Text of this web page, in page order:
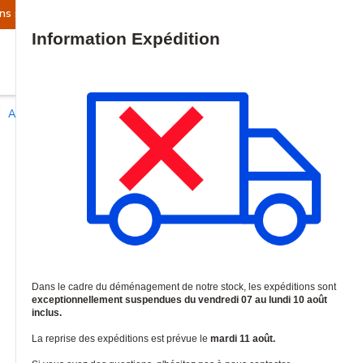
suspendues Reprise prévue le mardi
Accessoires et supports professionnels